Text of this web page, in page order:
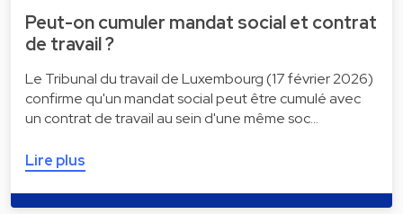
Peut-on cumuler mandat social et contrat
de travail ?
Le Tribunal du travail de Luxembourg (17 février 2026)
confirme qu'un mandat social peut être cumulé avec
un contrat de travail au sein d'une même soc…
Lire plus